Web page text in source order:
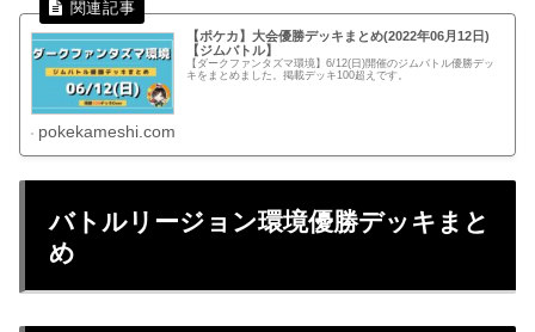
【ポケカ】大会優勝デッキまとめ(2022年06月12日)
【ジムバトル】
【ダークファンタズマ環境】6/12(日)開催のジムバトル優勝デッ
キをまとめました。掲載デッキ100超えです。
pokekameshi.com
バトルリージョン環境優勝デッキまと
め